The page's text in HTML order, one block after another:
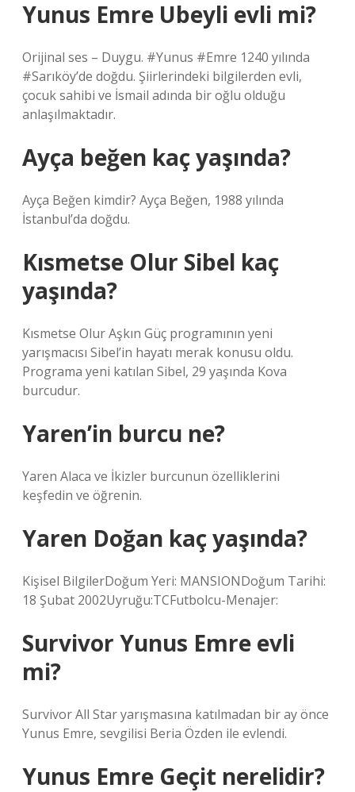
Yunus Emre Ubeyli evli mi?
Orijinal ses – Duygu. #Yunus #Emre 1240 yılında
#Sarıköy’de doğdu. Şiirlerindeki bilgilerden evli,
çocuk sahibi ve İsmail adında bir oğlu olduğu
anlaşılmaktadır.
Ayça beğen kaç yaşında?
Ayça Beğen kimdir? Ayça Beğen, 1988 yılında
İstanbul’da doğdu.
Kısmetse Olur Sibel kaç
yaşında?
Kısmetse Olur Aşkın Güç programının yeni
yarışmacısı Sibel’in hayatı merak konusu oldu.
Programa yeni katılan Sibel, 29 yaşında Kova
burcudur.
Yaren’in burcu ne?
Yaren Alaca ve İkizler burcunun özelliklerini
keşfedin ve öğrenin.
Yaren Doğan kaç yaşında?
Kişisel BilgilerDoğum Yeri: MANSIONDoğum Tarihi:
18 Şubat 2002Uyruğu:TCFutbolcu-Menajer:
Survivor Yunus Emre evli
mi?
Survivor All Star yarışmasına katılmadan bir ay önce
Yunus Emre, sevgilisi Beria Özden ile evlendi.
Yunus Emre Geçit nerelidir?